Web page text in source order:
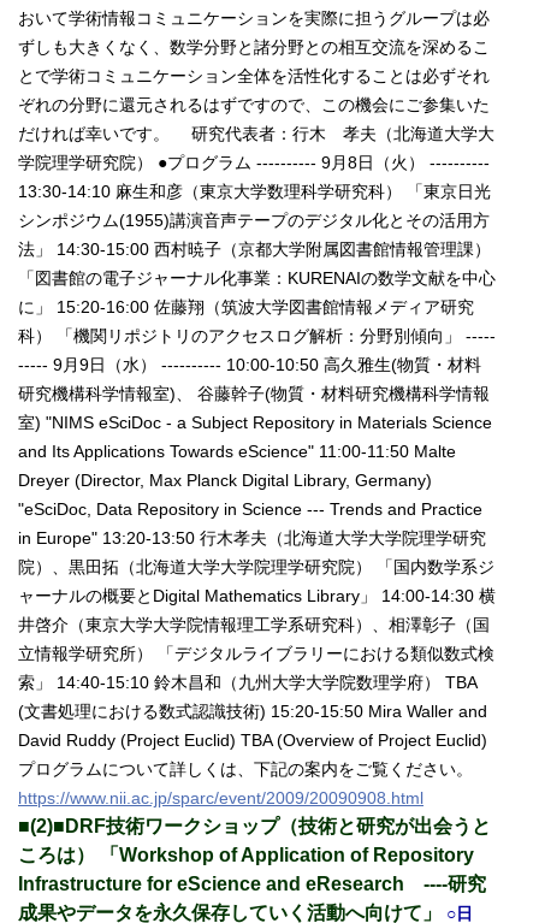
おいて学術情報コミュニケーションを実際に担うグループは必
ずしも大きくなく、数学分野と諸分野との相互交流を深めるこ
とで学術コミュニケーション全体を活性化することは必ずそれ
ぞれの分野に還元されるはずですので、この機会にご参集いた
だければ幸いです。 研究代表者：行木 孝夫（北海道大学大
学院理学研究院） ●プログラム ---------- 9月8日（火） ----------
13:30-14:10 麻生和彦（東京大学数理科学研究科） 「東京日光
シンポジウム(1955)講演音声テープのデジタル化とその活用方
法」 14:30-15:00 西村暁子（京都大学附属図書館情報管理課）
「図書館の電子ジャーナル化事業：KURENAIの数学文献を中心
に」 15:20-16:00 佐藤翔（筑波大学図書館情報メディア研究
科） 「機関リポジトリのアクセスログ解析：分野別傾向」 -----
----- 9月9日（水） ---------- 10:00-10:50 高久雅生(物質・材料
研究機構科学情報室)、 谷藤幹子(物質・材料研究機構科学情報
室) "NIMS eSciDoc - a Subject Repository in Materials Science
and Its Applications Towards eScience" 11:00-11:50 Malte
Dreyer (Director, Max Planck Digital Library, Germany)
"eSciDoc, Data Repository in Science --- Trends and Practice
in Europe" 13:20-13:50 行木孝夫（北海道大学大学院理学研究
院）、黒田拓（北海道大学大学院理学研究院） 「国内数学系ジ
ャーナルの概要とDigital Mathematics Library」 14:00-14:30 横
井啓介（東京大学大学院情報理工学系研究科）、相澤彰子（国
立情報学研究所） 「デジタルライブラリーにおける類似数式検
索」 14:40-15:10 鈴木昌和（九州大学大学院数理学府） TBA
(文書処理における数式認識技術) 15:20-15:50 Mira Waller and
David Ruddy (Project Euclid) TBA (Overview of Project Euclid)
プログラムについて詳しくは、下記の案内をご覧ください。
https://www.nii.ac.jp/sparc/event/2009/20090908.html
■(2)■DRF技術ワークショップ（技術と研究が出会うと
ころは） 「Workshop of Application of Repository
Infrastructure for eScience and eResearch ----研究
成果やデータを永久保存していく活動へ向けて」
○日